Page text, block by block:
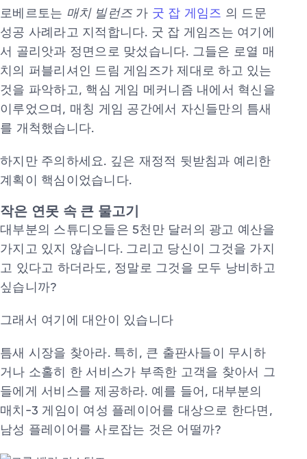
로베르토는 매치 빌런즈 가 굿 잡 게임즈 의 드문
성공 사례라고 지적합니다. 굿 잡 게임즈는 여기에
서 골리앗과 정면으로 맞섰습니다. 그들은 로열 매
치의 퍼블리셔인 드림 게임즈가 제대로 하고 있는
것을 파악하고, 핵심 게임 메커니즘 내에서 혁신을
이루었으며, 매칭 게임 공간에서 자신들만의 틈새
를 개척했습니다.
하지만 주의하세요. 깊은 재정적 뒷받침과 예리한
계획이 핵심이었습니다.
작은 연못 속 큰 물고기
대부분의 스튜디오들은 5천만 달러의 광고 예산을
가지고 있지 않습니다. 그리고 당신이 그것을 가지
고 있다고 하더라도, 정말로 그것을 모두 낭비하고
싶습니까?
그래서 여기에 대안이 있습니다
틈새 시장을 찾아라. 특히, 큰 출판사들이 무시하
거나 소홀히 한 서비스가 부족한 고객을 찾아서 그
들에게 서비스를 제공하라. 예를 들어, 대부분의
매치-3 게임이 여성 플레이어를 대상으로 한다면,
남성 플레이어를 사로잡는 것은 어떨까?